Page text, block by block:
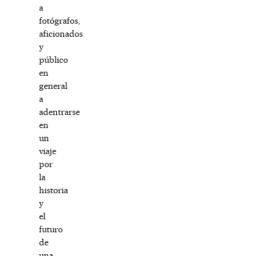
a
fotógrafos,
aficionados
y
público
en
general
a
adentrarse
en
un
viaje
por
la
historia
y
el
futuro
de